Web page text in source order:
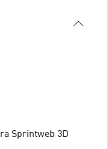
Sprintweb 3D